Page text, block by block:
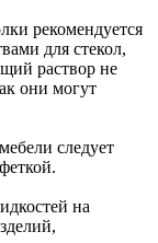
рекомендуется
для стекол,
раствор не
они могут
следует
на